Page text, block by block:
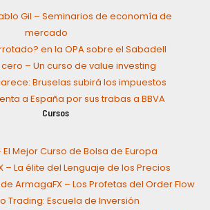
Gil – Seminarios de economía de
mercado
en la OPA sobre el Sabadell
– Un curso de value investing
Bruselas subirá los impuestos
a España por sus trabas a BBVA
Cursos
El Mejor Curso de Bolsa de Europa
– La élite del Lenguaje de los Precios
ArmagaFX – Los Profetas del Order Flow
Trading: Escuela de Inversión